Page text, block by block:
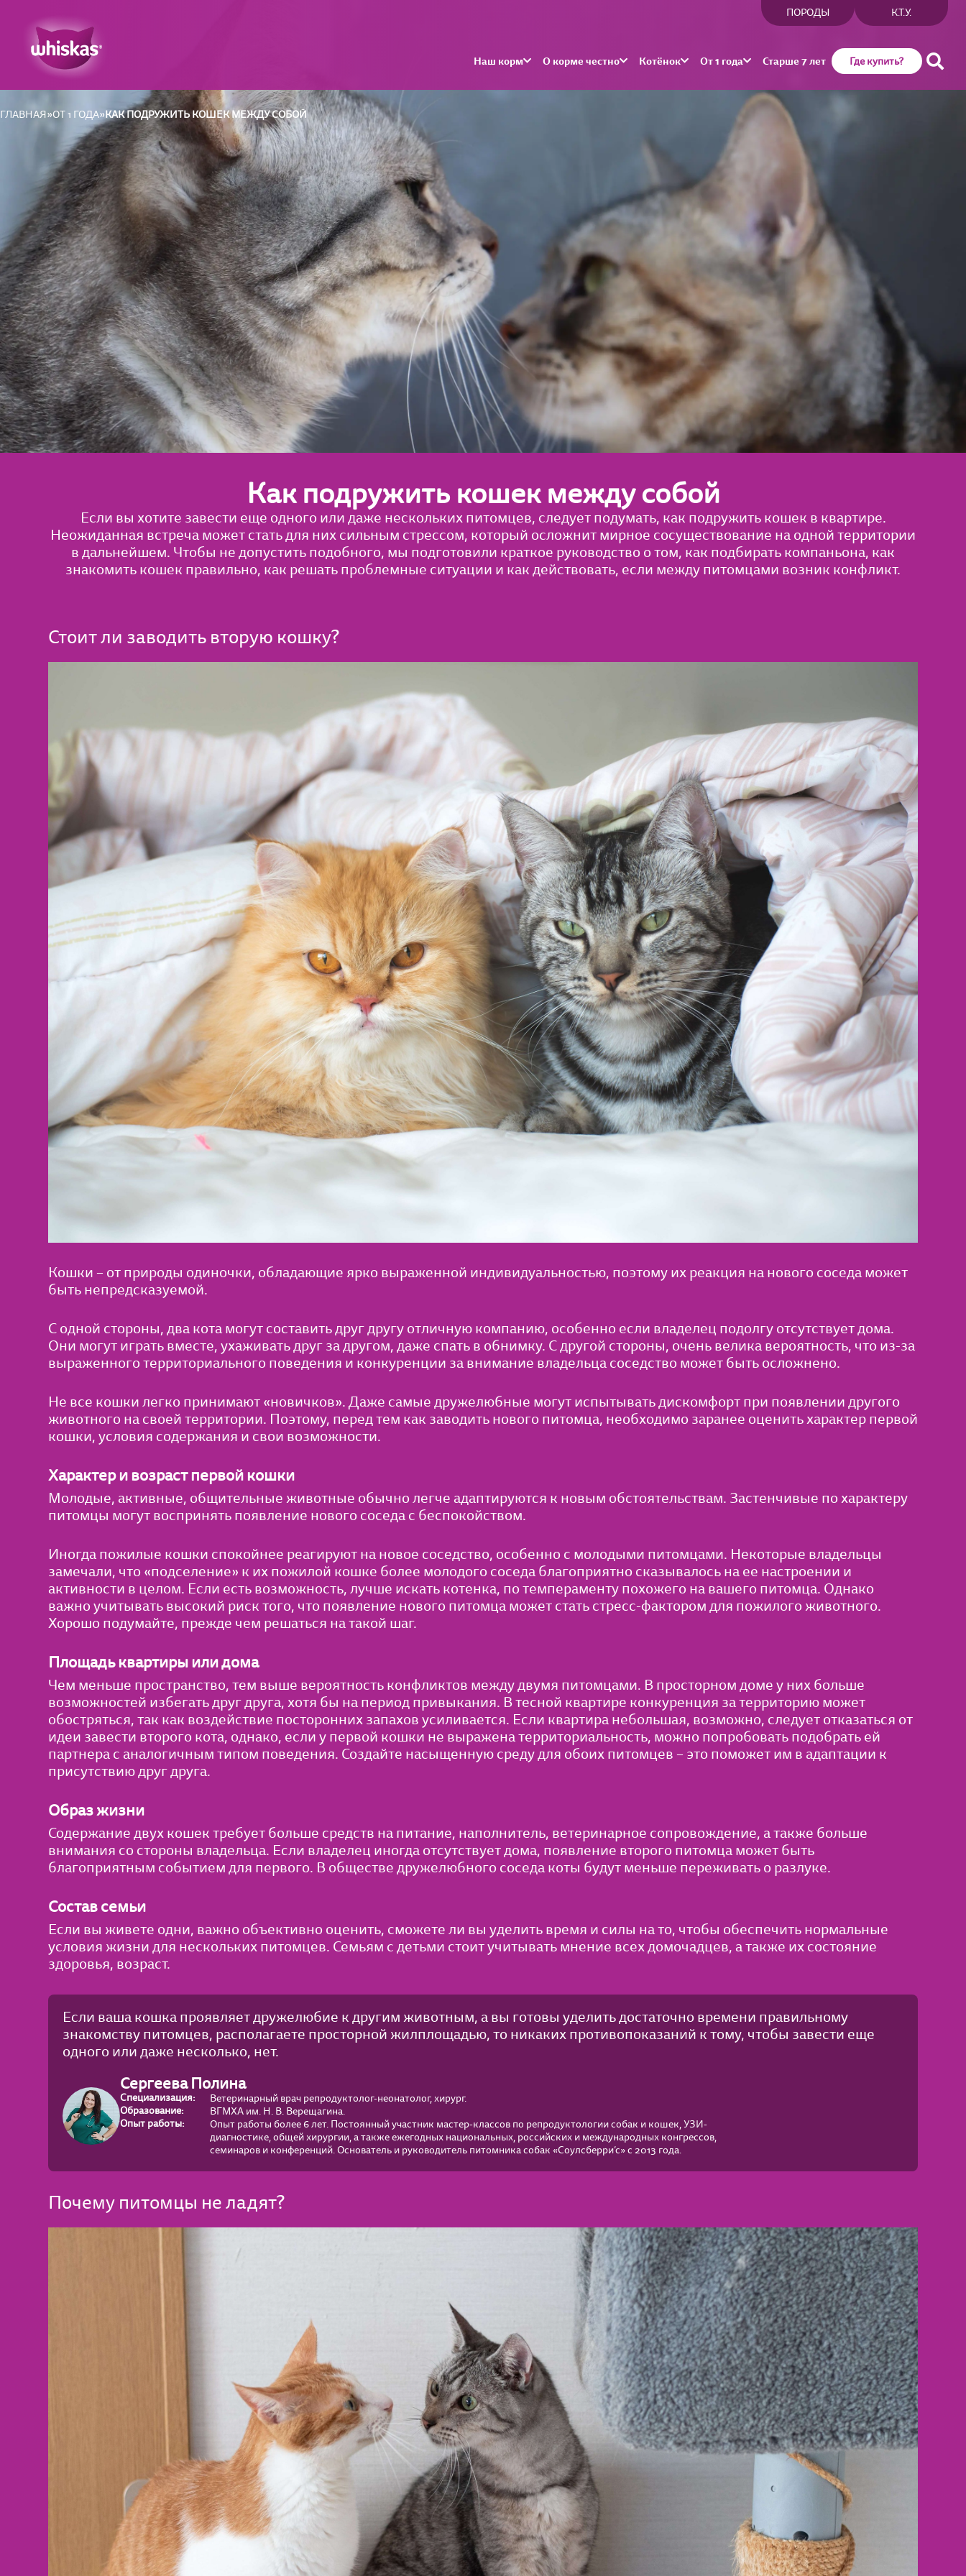
Наш корм О корме честно Котёнок От 1 года Старше 7 лет Где купить?
ПОРОДЫ К.Т.У.
ГЛАВНАЯ ОТ 1 ГОДА КАК ПОДРУЖИТЬ КОШЕК МЕЖДУ СОБОЙ
Как подружить кошек между собой
Если вы хотите завести еще одного или даже нескольких питомцев, следует подумать, как подружить кошек в квартире.
Неожиданная встреча может стать для них сильным стрессом, который осложнит мирное сосуществование на одной территории
в дальнейшем. Чтобы не допустить подобного, мы подготовили краткое руководство о том, как подбирать компаньона, как
знакомить кошек правильно, как решать проблемные ситуации и как действовать, если между питомцами возник конфликт.
Стоит ли заводить вторую кошку?
Кошки – от природы одиночки, обладающие ярко выраженной индивидуальностью, поэтому их реакция на нового соседа может
быть непредсказуемой.
С одной стороны, два кота могут составить друг другу отличную компанию, особенно если владелец подолгу отсутствует дома.
Они могут играть вместе, ухаживать друг за другом, даже спать в обнимку. С другой стороны, очень велика вероятность, что из-за
выраженного территориального поведения и конкуренции за внимание владельца соседство может быть осложнено.
Не все кошки легко принимают «новичков». Даже самые дружелюбные могут испытывать дискомфорт при появлении другого
животного на своей территории. Поэтому, перед тем как заводить нового питомца, необходимо заранее оценить характер первой
кошки, условия содержания и свои возможности.
Характер и возраст первой кошки
Молодые, активные, общительные животные обычно легче адаптируются к новым обстоятельствам. Застенчивые по характеру
питомцы могут воспринять появление нового соседа с беспокойством.
Иногда пожилые кошки спокойнее реагируют на новое соседство, особенно с молодыми питомцами. Некоторые владельцы
замечали, что «подселение» к их пожилой кошке более молодого соседа благоприятно сказывалось на ее настроении и
активности в целом. Если есть возможность, лучше искать котенка, по темпераменту похожего на вашего питомца. Однако
важно учитывать высокий риск того, что появление нового питомца может стать стресс-фактором для пожилого животного.
Хорошо подумайте, прежде чем решаться на такой шаг.
Площадь квартиры или дома
Чем меньше пространство, тем выше вероятность конфликтов между двумя питомцами. В просторном доме у них больше
возможностей избегать друг друга, хотя бы на период привыкания. В тесной квартире конкуренция за территорию может
обостряться, так как воздействие посторонних запахов усиливается. Если квартира небольшая, возможно, следует отказаться от
идеи завести второго кота, однако, если у первой кошки не выражена территориальность, можно попробовать подобрать ей
партнера с аналогичным типом поведения. Создайте насыщенную среду для обоих питомцев – это поможет им в адаптации к
присутствию друг друга.
Образ жизни
Содержание двух кошек требует больше средств на питание, наполнитель, ветеринарное сопровождение, а также больше
внимания со стороны владельца. Если владелец иногда отсутствует дома, появление второго питомца может быть
благоприятным событием для первого. В обществе дружелюбного соседа коты будут меньше переживать о разлуке.
Состав семьи
Если вы живете одни, важно объективно оценить, сможете ли вы уделить время и силы на то, чтобы обеспечить нормальные
условия жизни для нескольких питомцев. Семьям с детьми стоит учитывать мнение всех домочадцев, а также их состояние
здоровья, возраст.
Если ваша кошка проявляет дружелюбие к другим животным, а вы готовы уделить достаточно времени правильному
знакомству питомцев, располагаете просторной жилплощадью, то никаких противопоказаний к тому, чтобы завести еще
одного или даже несколько, нет.
Сергеева Полина
Специализация:
Ветеринарный врач репродуктолог-неонатолог, хирург.
Образование:
ВГМХА им. Н. В. Верещагина.
Опыт работы:
Опыт работы более 6 лет. Постоянный участник мастер-классов по репродуктологии собак и кошек, УЗИ-
диагностике, общей хирургии, а также ежегодных национальных, российских и международных конгрессов,
семинаров и конференций. Основатель и руководитель питомника собак «Соулсберри’с» с 2013 года.
Почему питомцы не ладят?